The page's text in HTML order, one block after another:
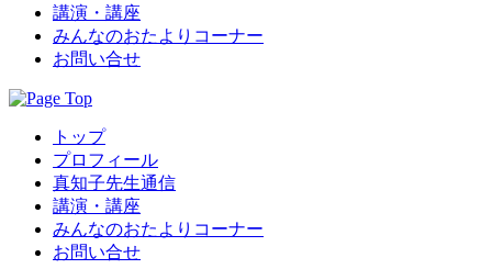
講演・講座
みんなのおたよりコーナー
お問い合せ
トップ
プロフィール
真知子先生通信
講演・講座
みんなのおたよりコーナー
お問い合せ